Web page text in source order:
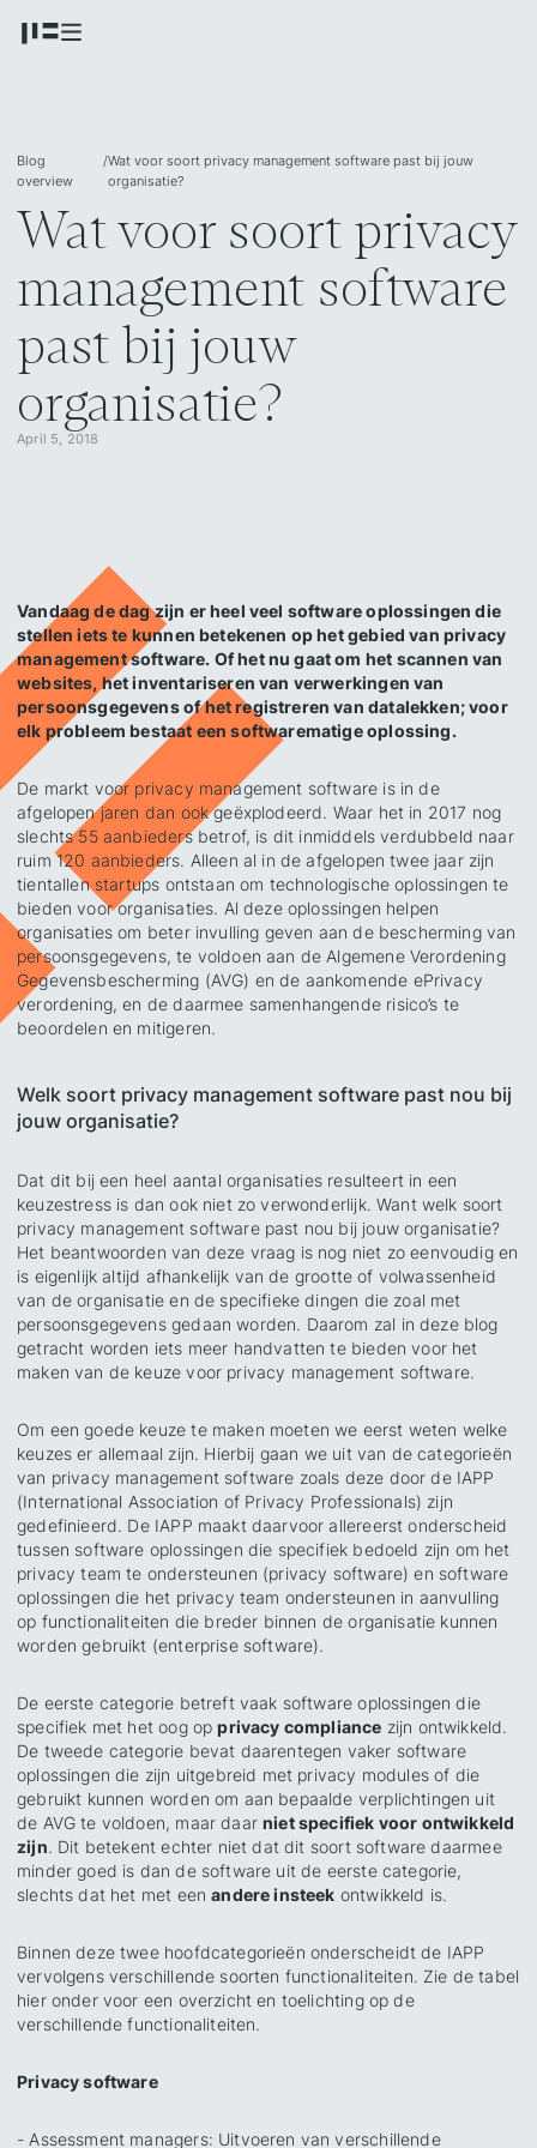
Wat voor soort privacy
management software
past bij jouw
organisatie?
April 5, 2018
Blog
overview
/Wat voor soort privacy management software past bij jouw
organisatie?
Vandaag de dag zijn er heel veel software oplossingen die
stellen iets te kunnen betekenen op het gebied van privacy
management software. Of het nu gaat om het scannen van
websites, het inventariseren van verwerkingen van
persoonsgegevens of het registreren van datalekken; voor
elk probleem bestaat een softwarematige oplossing.
De markt voor privacy management software is in de
afgelopen jaren dan ook geëxplodeerd. Waar het in 2017 nog
slechts 55 aanbieders betrof, is dit inmiddels verdubbeld naar
ruim 120 aanbieders. Alleen al in de afgelopen twee jaar zijn
tientallen startups ontstaan om technologische oplossingen te
bieden voor organisaties. Al deze oplossingen helpen
organisaties om beter invulling geven aan de bescherming van
persoonsgegevens, te voldoen aan de Algemene Verordening
Gegevensbescherming (AVG) en de aankomende ePrivacy
verordening, en de daarmee samenhangende risico’s te
beoordelen en mitigeren.
Welk soort privacy management software past nou bij
jouw organisatie?
Dat dit bij een heel aantal organisaties resulteert in een
keuzestress is dan ook niet zo verwonderlijk. Want welk soort
privacy management software past nou bij jouw organisatie?
Het beantwoorden van deze vraag is nog niet zo eenvoudig en
is eigenlijk altijd afhankelijk van de grootte of volwassenheid
van de organisatie en de specifieke dingen die zoal met
persoonsgegevens gedaan worden. Daarom zal in deze blog
getracht worden iets meer handvatten te bieden voor het
maken van de keuze voor privacy management software.
Om een goede keuze te maken moeten we eerst weten welke
keuzes er allemaal zijn. Hierbij gaan we uit van de categorieën
van privacy management software zoals deze door de IAPP
(International Association of Privacy Professionals) zijn
gedefinieerd. De IAPP maakt daarvoor allereerst onderscheid
tussen software oplossingen die specifiek bedoeld zijn om het
privacy team te ondersteunen (privacy software) en software
oplossingen die het privacy team ondersteunen in aanvulling
op functionaliteiten die breder binnen de organisatie kunnen
worden gebruikt (enterprise software).
De eerste categorie betreft vaak software oplossingen die
specifiek met het oog opprivacy compliance zijn ontwikkeld.
De tweede categorie bevat daarentegen vaker software
oplossingen die zijn uitgebreid met privacy modules of die
gebruikt kunnen worden om aan bepaalde verplichtingen uit
de AVG te voldoen, maar daarniet specifiek voor ontwikkeld
zijn. Dit betekent echter niet dat dit soort software daarmee
minder goed is dan de software uit de eerste categorie,
slechts dat het met eenandere insteek ontwikkeld is.
Binnen deze twee hoofdcategorieën onderscheidt de IAPP
vervolgens verschillende soorten functionaliteiten. Zie de tabel
hier onder voor een overzicht en toelichting op de
verschillende functionaliteiten.
Privacy software
- Assessment managers: Uitvoeren van verschillende